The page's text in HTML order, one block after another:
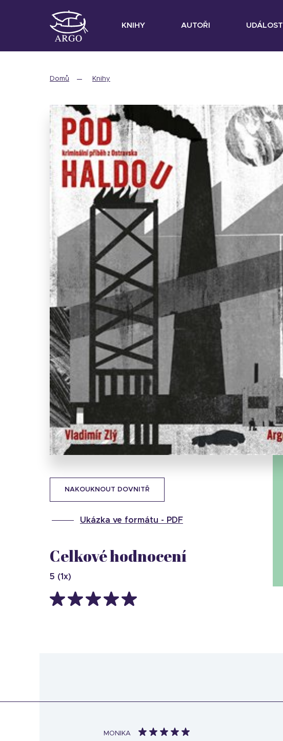
KNIHY AUTOŘI UDÁLOSTI
Domů Knihy
NAKOUKNOUT DOVNITŘ
Ukázka ve formátu - PDF
Celkové hodnocení
5 (1x)
MONIKA